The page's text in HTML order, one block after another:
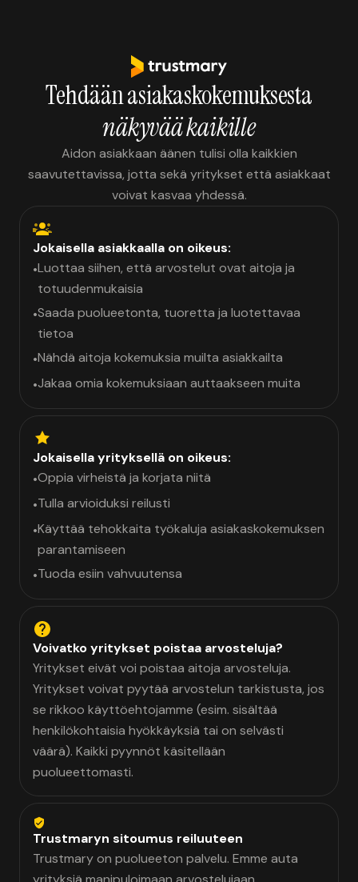
Tehdään asiakaskokemuksesta
näkyvää kaikille
Aidon asiakkaan äänen tulisi olla kaikkien
saavutettavissa, jotta sekä yritykset että asiakkaat
voivat kasvaa yhdessä.
Jokaisella asiakkaalla on oikeus:
•Luottaa siihen, että arvostelut ovat aitoja ja
totuudenmukaisia
•Saada puolueetonta, tuoretta ja luotettavaa
tietoa
•Nähdä aitoja kokemuksia muilta asiakkailta
•Jakaa omia kokemuksiaan auttaakseen muita
Jokaisella yrityksellä on oikeus:
•Oppia virheistä ja korjata niitä
•Tulla arvioiduksi reilusti
•Käyttää tehokkaita työkaluja asiakaskokemuksen
parantamiseen
•Tuoda esiin vahvuutensa
Voivatko yritykset poistaa arvosteluja?
Yritykset eivät voi poistaa aitoja arvosteluja.
Yritykset voivat pyytää arvostelun tarkistusta, jos
se rikkoo käyttöehtojamme (esim. sisältää
henkilökohtaisia hyökkäyksiä tai on selvästi
väärä). Kaikki pyynnöt käsitellään
puolueettomasti.
Trustmaryn sitoumus reiluuteen
Trustmary on puolueeton palvelu. Emme auta